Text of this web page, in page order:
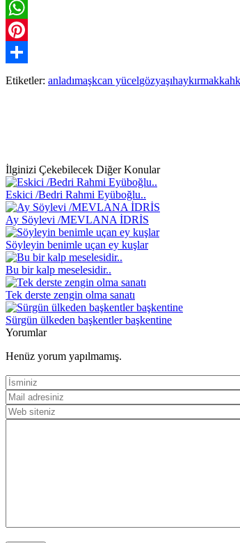
Twitter
WhatsApp
Pinterest
Paylaş
Etiketler: anladımaşkcan yücelgözyaşıhaykırmak
İlginizi Çekebilecek Diğer Konular
Eskici /Bedri Rahmi Eyüboğlu..
Ay Söylevi /MEVLANA İDRİS
Söyleyin benimle uçan ey kuşlar
Bu bir kalp meselesidir..
Tek derste zengin olma sanatı
Sürgün ülkeden başkentler başkentine
Yorumlar
Henüz yorum yapılmamış.